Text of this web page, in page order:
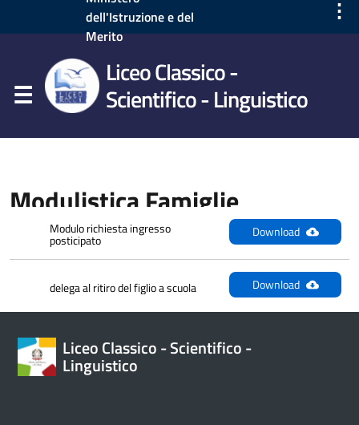
dell'Istruzione e del
Merito
⋮
Liceo Classico -
Scientifico - Linguistico
Modulistica Famiglie
Modulo richiesta ingresso
posticipato Download
delega al ritiro del figlio a scuola Download
Liceo Classico - Scientifico -
Linguistico